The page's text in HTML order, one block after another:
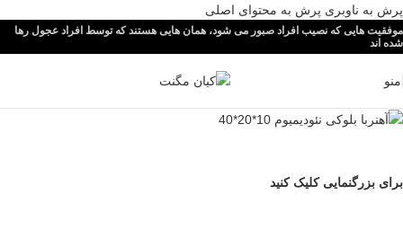
پرش به ناوبری پرش به محتوای اصلی
موفقیت هایی که نصیب افراد صبور می شود، همان هایی هستند که توسط افراد عجول رها
شده اند
منو
برای بزرگنمایی کلیک کنید